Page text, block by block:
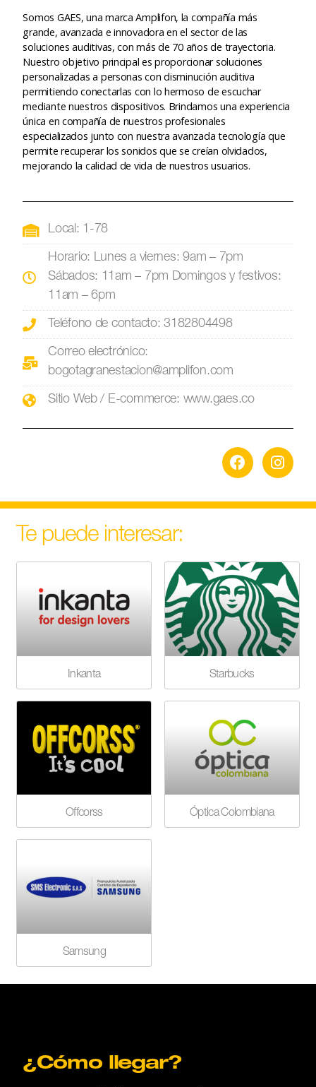
Somos GAES, una marca Amplifon, la compañía más
grande, avanzada e innovadora en el sector de las
soluciones auditivas, con más de 70 años de trayectoria.
Nuestro objetivo principal es proporcionar soluciones
personalizadas a personas con disminución auditiva
permitiendo conectarlas con lo hermoso de escuchar
mediante nuestros dispositivos. Brindamos una experiencia
única en compañía de nuestros profesionales
especializados junto con nuestra avanzada tecnología que
permite recuperar los sonidos que se creían olvidados,
mejorando la calidad de vida de nuestros usuarios.
Local: 1-78
Horario: Lunes a viernes: 9am – 7pm
Sábados: 11am – 7pm Domingos y festivos:
11am – 6pm
Teléfono de contacto: 3182804498
Correo electrónico:
bogotagranestacion@amplifon.com
Sitio Web / E-commerce: www.gaes.co
Te puede interesar:
Inkanta Starbucks
Offcorss Óptica Colombiana
Samsung
¿Cómo llegar?